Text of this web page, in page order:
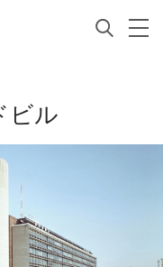
ビル